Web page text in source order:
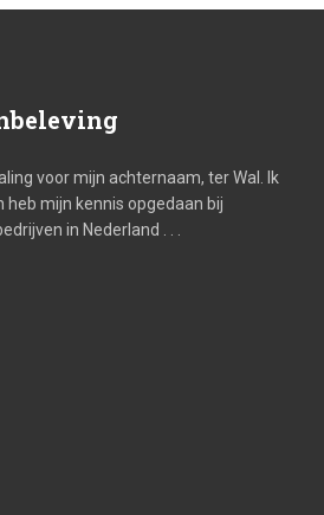
voor mijn achternaam, ter Wal. Ik
heb mijn kennis opgedaan bij
in Nederland . . .